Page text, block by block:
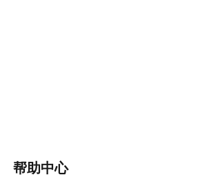
帮助中心